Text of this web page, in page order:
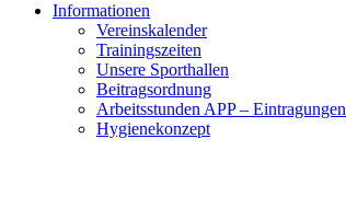
Informationen
Vereinskalender
Trainingszeiten
Unsere Sporthallen
Beitragsordnung
Arbeitsstunden APP – Eintragungen
Hygienekonzept